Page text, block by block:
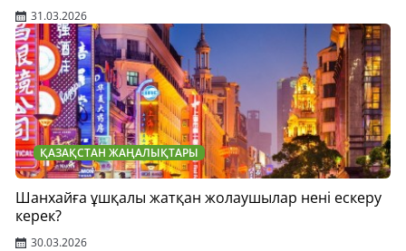
31.03.2026
ҚАЗАҚСТАН ЖАҢАЛЫҚТАРЫ
Шанхайға ұшқалы жатқан жолаушылар нені ескеру
керек?
30.03.2026